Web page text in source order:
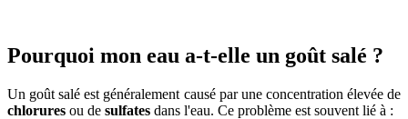
Pourquoi mon eau a-t-elle un goût salé ?
Un goût salé est généralement causé par une concentration élevée de
chlorures ou de sulfates dans l'eau. Ce problème est souvent lié à :